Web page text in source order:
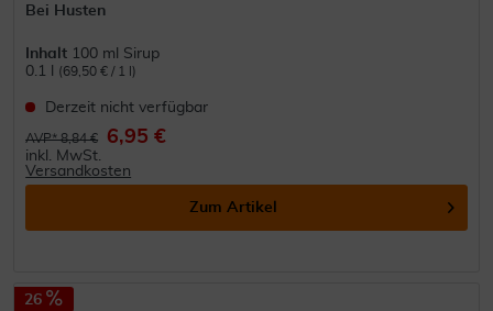
Bei Husten
Inhalt 100 ml Sirup
0.1 l
(69,50 € / 1 l)
Derzeit nicht verfügbar
AVP* 8,84 € 6,95 €
inkl. MwSt.
Versandkosten
Zum Artikel
26